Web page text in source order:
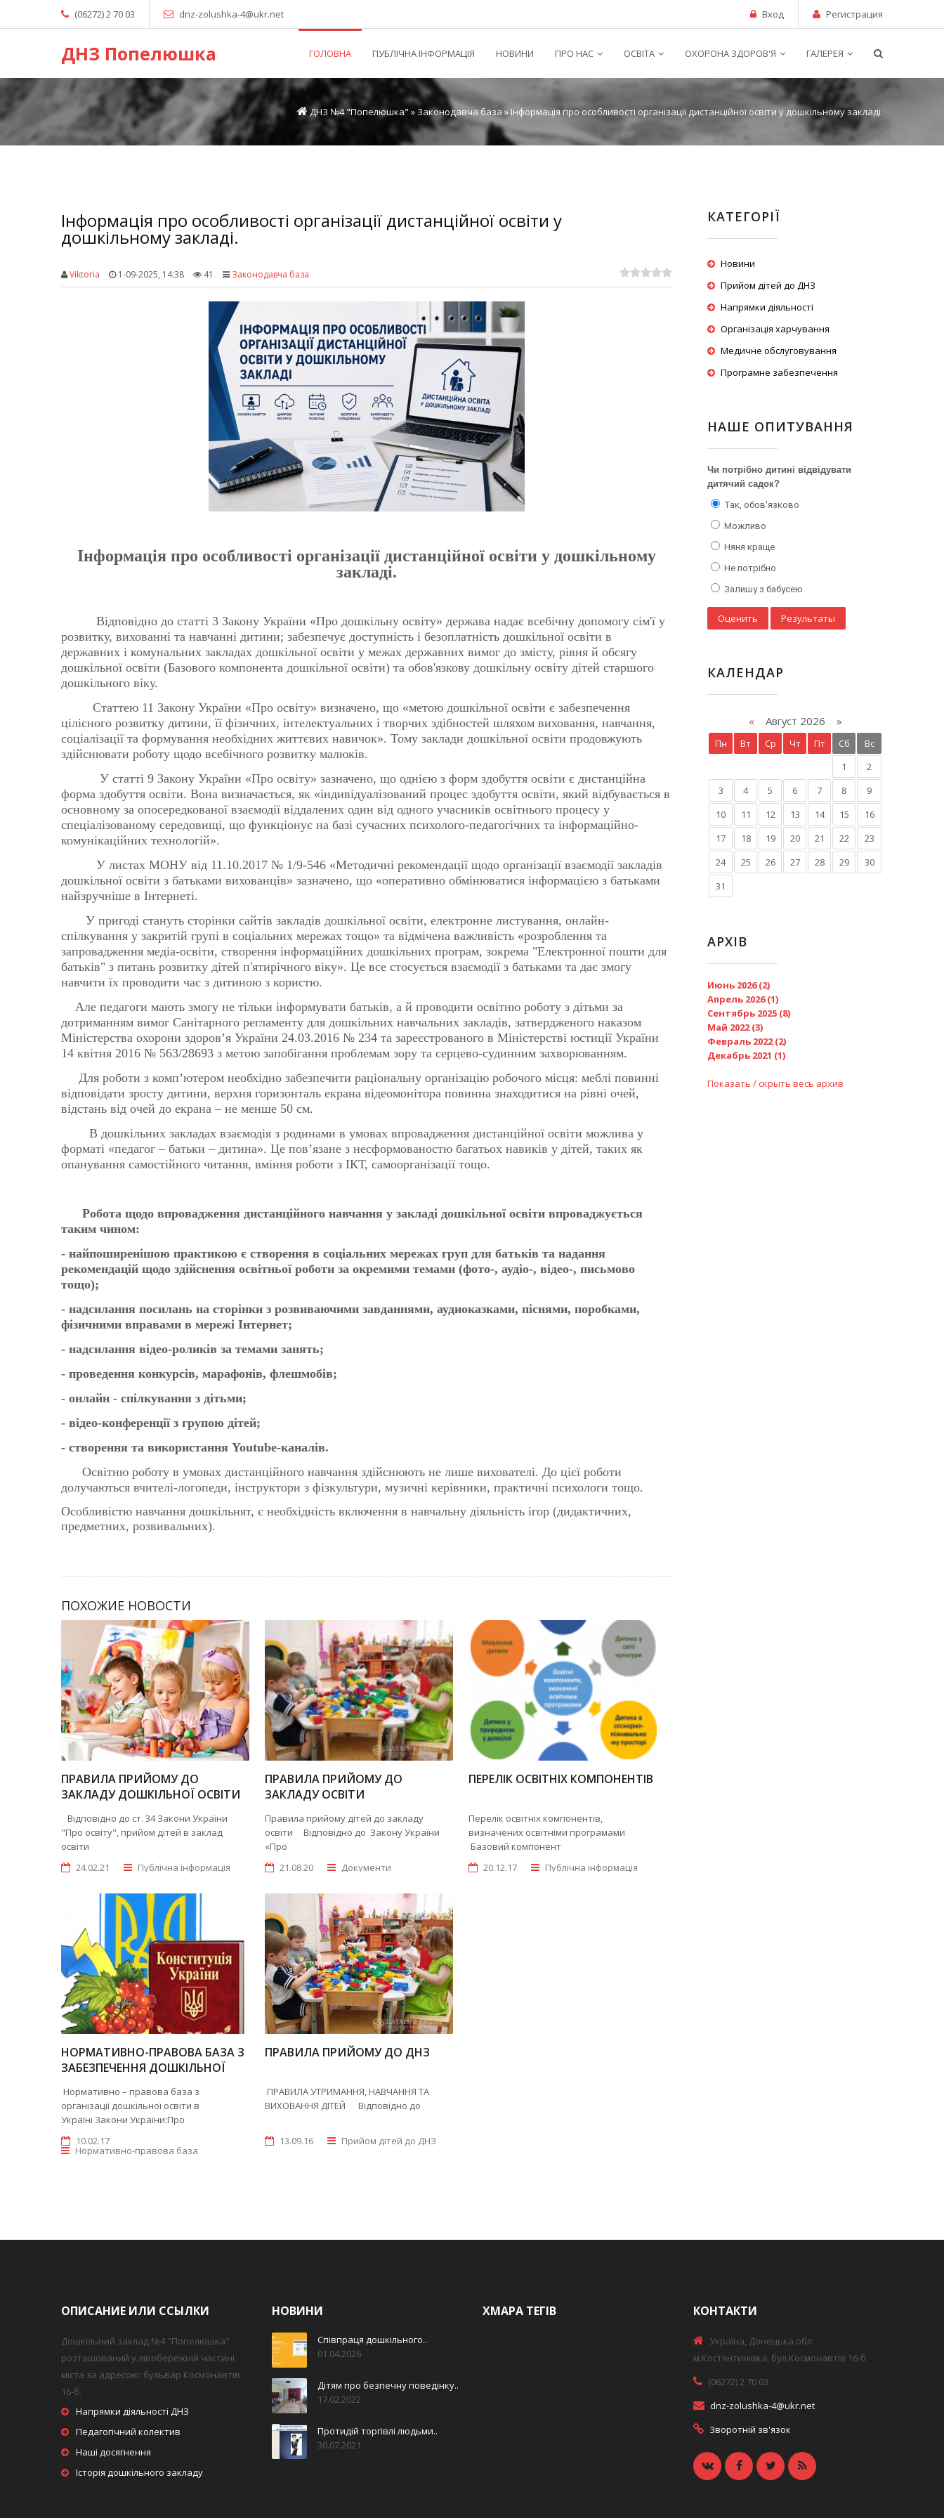
(06272) 2 70 03 dnz-zolushka-4@ukr.net Вход Регистрация
ДНЗ Попелюшка ГОЛОВНА ПУБЛІЧНА ІНФОРМАЦІЯ НОВИНИ ПРО НАС ОСВІТА ОХОРОНА ЗДОРОВ'Я ГАЛЕРЕЯ
ДНЗ №4 "Попелюшка" » Законодавча база » Інформація про особливості організації дистанційної освіти у дошкільному закладі.
Інформація про особливості організації дистанційної освіти у
дошкільному закладі.
Viktoria 1-09-2025, 14:38 41 Законодавча база
Інформація про особливості організації дистанційної освіти у дошкільному
закладі.
Відповідно до статті 3 Закону України «Про дошкільну освіту» держава надає всебічну допомогу сім'ї у
розвитку, вихованні та навчанні дитини; забезпечує доступність і безоплатність дошкільної освіти в
державних і комунальних закладах дошкільної освіти у межах державних вимог до змісту, рівня й обсягу
дошкільної освіти (Базового компонента дошкільної освіти) та обов'язкову дошкільну освіту дітей старшого
дошкільного віку.
Статтею 11 Закону України «Про освіту» визначено, що «метою дошкільної освіти є забезпечення
цілісного розвитку дитини, її фізичних, інтелектуальних і творчих здібностей шляхом виховання, навчання,
соціалізації та формування необхідних життєвих навичок». Тому заклади дошкільної освіти продовжують
здійснювати роботу щодо всебічного розвитку малюків.
У статті 9 Закону України «Про освіту» зазначено, що однією з форм здобуття освіти є дистанційна
форма здобуття освіти. Вона визначається, як «індивідуалізований процес здобуття освіти, який відбувається в
основному за опосередкованої взаємодії віддалених один від одного учасників освітнього процесу у
спеціалізованому середовищі, що функціонує на базі сучасних психолого-педагогічних та інформаційно-
комунікаційних технологій».
У листах МОНУ від 11.10.2017 № 1/9-546 «Методичні рекомендації щодо організації взаємодії закладів
дошкільної освіти з батьками вихованців» зазначено, що «оперативно обмінюватися інформацією з батьками
найзручніше в Інтернеті.
У пригоді стануть сторінки сайтів закладів дошкільної освіти, електронне листування, онлайн-
спілкування у закритій групі в соціальних мережах тощо» та відмічена важливість «розроблення та
запровадження медіа-освіти, створення інформаційних дошкільних програм, зокрема "Електронної пошти для
батьків" з питань розвитку дітей п'ятирічного віку». Це все стосується взаємодії з батьками та дає змогу
навчити їх проводити час з дитиною з користю.
Але педагоги мають змогу не тільки інформувати батьків, а й проводити освітню роботу з дітьми за
дотриманням вимог Санітарного регламенту для дошкільних навчальних закладів, затвердженого наказом
Міністерства охорони здоров’я України 24.03.2016 № 234 та зареєстрованого в Міністерстві юстиції України
14 квітня 2016 № 563/28693 з метою запобігання проблемам зору та серцево-судинним захворюванням.
Для роботи з комп’ютером необхідно забезпечити раціональну організацію робочого місця: меблі повинні
відповідати зросту дитини, верхня горизонталь екрана відеомонітора повинна знаходитися на рівні очей,
відстань від очей до екрана – не менше 50 см.
В дошкільних закладах взаємодія з родинами в умовах впровадження дистанційної освіти можлива у
форматі «педагог – батьки – дитина». Це пов’язане з несформованостю багатьох навиків у дітей, таких як
опанування самостійного читання, вміння роботи з ІКТ, самоорганізації тощо.
Робота щодо впровадження дистанційного навчання у закладі дошкільної освіти впроваджується
таким чином:
- найпоширенішою практикою є створення в соціальних мережах груп для батьків та надання
рекомендацій щодо здійснення освітньої роботи за окремими темами (фото-, аудіо-, відео-, письмово
тощо);
- надсилання посилань на сторінки з розвиваючими завданнями, аудиоказками, піснями, поробками,
фізичними вправами в мережі Інтернет;
- надсилання відео-роликів за темами занять;
- проведення конкурсів, марафонів, флешмобів;
- онлайн - спілкування з дітьми;
- відео-конференції з групою дітей;
- створення та використання Youtube-каналів.
Освітню роботу в умовах дистанційного навчання здійснюють не лише вихователі. До цієї роботи
долучаються вчителі-логопеди, інструктори з фізкультури, музичні керівники, практичні психологи тощо.
Особливістю навчання дошкільнят, є необхідність включення в навчальну діяльність ігор (дидактичних,
предметних, розвивальних).
ПОХОЖИЕ НОВОСТИ
ПРАВИЛА ПРИЙОМУ ДО
ЗАКЛАДУ ДОШКІЛЬНОЇ ОСВІТИ
Відповідно до ст. 34 Закони України
"Про освіту", прийом дітей в заклад
освіти
24.02.21
Публічна інформація
ПРАВИЛА ПРИЙОМУ ДО
ЗАКЛАДУ ОСВІТИ
Правила прийому дітей до закладу
освіти Відповідно до Закону України
«Про
21.08.20
Документи
ПЕРЕЛІК ОСВІТНІХ КОМПОНЕНТІВ
Перелік освітніх компонентів,
визначених освітніми програмами
Базовий компонент
20.12.17
Публічна інформація
НОРМАТИВНО-ПРАВОВА БАЗА З
ЗАБЕЗПЕЧЕННЯ ДОШКІЛЬНОЇ
Нормативно – правова база з
організації дошкільної освіти в
Україні Закони України:Про
10.02.17
Нормативно-правова база
ПРАВИЛА ПРИЙОМУ ДО ДНЗ
ПРАВИЛА УТРИМАННЯ, НАВЧАННЯ ТА
ВИХОВАННЯ ДІТЕЙ Відповідно до
13.09.16 Прийом дітей до ДНЗ
КАТЕГОРІЇ
Новини
Прийом дітей до ДНЗ
Напрямки діяльності
Організація харчування
Медичне обслуговування
Програмне забезпечення
НАШЕ ОПИТУВАННЯ
Чи потрібно дитині відвідувати
дитячий садок?
Так, обов'язково
Можливо
Няня краще
Не потрібно
Залишу з бабусею
КАЛЕНДАР
« Август 2026 »
Пн Вт Ср Чт Пт Сб
Вс
1
2
3
4 5 6 7 8
9
10
11 12 13 14 15
16
17
18 19 20 21 22
23
24
25 26 27 28 29
30
31
АРХІВ
Июнь 2026 (2)
Апрель 2026 (1)
Сентябрь 2025 (8)
Май 2022 (3)
Февраль 2022 (2)
Декабрь 2021 (1)
Показать / скрыть весь архив
ОПИСАНИЕ ИЛИ ССЫЛКИ
Дошкільний заклад №4 "Попелюшка"
розташований у лівобережній частині
міста за адресою: бульвар Космонавтів
16-б.
Напрямки діяльності ДНЗ
Педагогічний колектив
Наші досягнення
Історія дошкільного закладу
НОВИНИ
Співпраця дошкільного..
01.04.2026
Дітям про безпечну поведінку..
17.02.2022
Протидій торгівлі людьми..
30.07.2021
ХМАРА ТЕГІВ КОНТАКТИ
Україна, Донецька обл.
м.Костянтинівка, бул.Космонавтів 16-б
(06272) 2 70 03
dnz-zolushka-4@ukr.net
Зворотній зв'язок